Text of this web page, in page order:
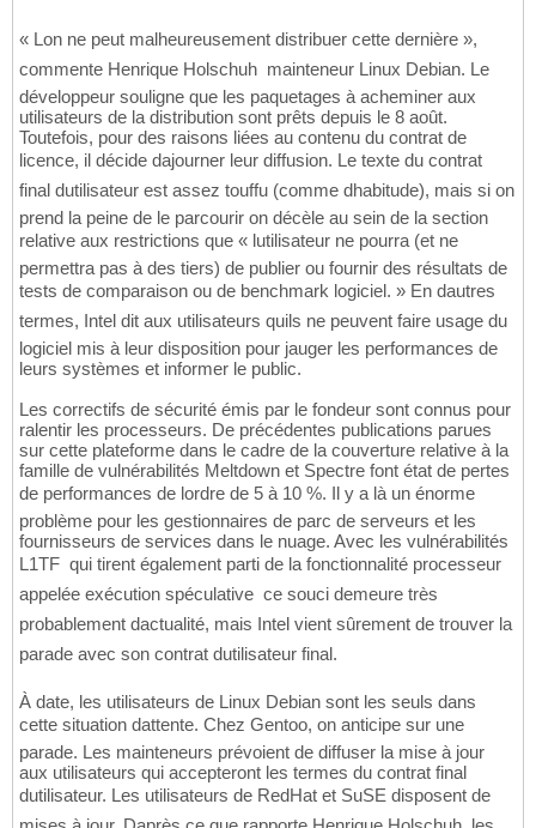
« Lon ne peut malheureusement distribuer cette dernière »,
commente Henrique Holschuh  mainteneur Linux Debian. Le
développeur souligne que les paquetages à acheminer aux
utilisateurs de la distribution sont prêts depuis le 8 août.
Toutefois, pour des raisons liées au contenu du contrat de
licence, il décide dajourner leur diffusion. Le texte du contrat
final dutilisateur est assez touffu (comme dhabitude), mais si on
prend la peine de le parcourir on décèle au sein de la section
relative aux restrictions que « lutilisateur ne pourra (et ne
permettra pas à des tiers) de publier ou fournir des résultats de
tests de comparaison ou de benchmark logiciel. » En dautres
termes, Intel dit aux utilisateurs quils ne peuvent faire usage du
logiciel mis à leur disposition pour jauger les performances de
leurs systèmes et informer le public.
Les correctifs de sécurité émis par le fondeur sont connus pour
ralentir les processeurs. De précédentes publications parues
sur cette plateforme dans le cadre de la couverture relative à la
famille de vulnérabilités Meltdown et Spectre font état de pertes
de performances de lordre de 5 à 10 %. Il y a là un énorme
problème pour les gestionnaires de parc de serveurs et les
fournisseurs de services dans le nuage. Avec les vulnérabilités
L1TF  qui tirent également parti de la fonctionnalité processeur
appelée exécution spéculative  ce souci demeure très
probablement dactualité, mais Intel vient sûrement de trouver la
parade avec son contrat dutilisateur final.
À date, les utilisateurs de Linux Debian sont les seuls dans
cette situation dattente. Chez Gentoo, on anticipe sur une
parade. Les mainteneurs prévoient de diffuser la mise à jour
aux utilisateurs qui accepteront les termes du contrat final
dutilisateur. Les utilisateurs de RedHat et SuSE disposent de